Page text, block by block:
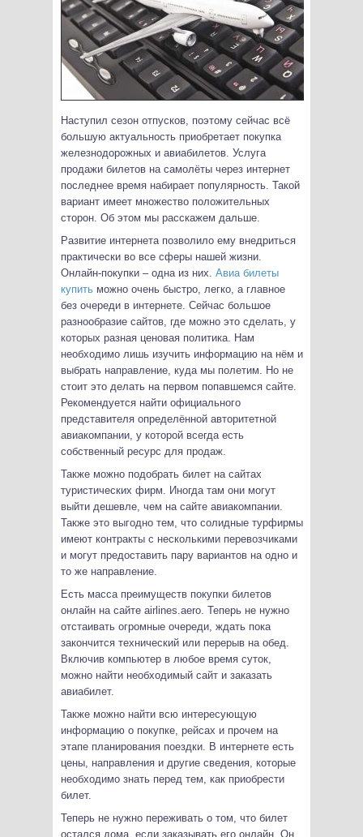
Наступил сезон отпусков, поэтому сейчас всё
большую актуальность приобретает покупка
железнодорожных и авиабилетов. Услуга
продажи билетов на самолёты через интернет
последнее время набирает популярность. Такой
вариант имеет множество положительных
сторон. Об этом мы расскажем дальше.
Развитие интернета позволило ему внедриться
практически во все сферы нашей жизни.
Онлайн-покупки – одна из них. Авиа билеты
купить можно очень быстро, легко, а главное
без очереди в интернете. Сейчас большое
разнообразие сайтов, где можно это сделать, у
которых разная ценовая политика. Нам
необходимо лишь изучить информацию на нём и
выбрать направление, куда мы полетим. Но не
стоит это делать на первом попавшемся сайте.
Рекомендуется найти официального
представителя определённой авторитетной
авиакомпании, у которой всегда есть
собственный ресурс для продаж.
Также можно подобрать билет на сайтах
туристических фирм. Иногда там они могут
выйти дешевле, чем на сайте авиакомпании.
Также это выгодно тем, что солидные турфирмы
имеют контракты с несколькими перевозчиками
и могут предоставить пару вариантов на одно и
то же направление.
Есть масса преимуществ покупки билетов
онлайн на сайте airlines.aero. Теперь не нужно
отстаивать огромные очереди, ждать пока
закончится технический или перерыв на обед.
Включив компьютер в любое время суток,
можно найти необходимый сайт и заказать
авиабилет.
Также можно найти всю интересующую
информацию о покупке, рейсах и прочем на
этапе планирования поездки. В интернете есть
цены, направления и другие сведения, которые
необходимо знать перед тем, как приобрести
билет.
Теперь не нужно переживать о том, что билет
остался дома, если заказывать его онлайн. Он